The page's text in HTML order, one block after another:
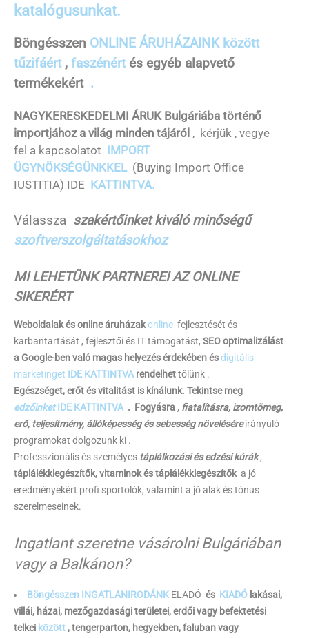
katalógusunkat.
Böngésszen ONLINE ÁRUHÁZAINK között
tűzifáért, faszénértés egyéb alapvető
termékekért .
NAGYKERESKEDELMI ÁRUK Bulgáriába történő
importjához a világ minden tájáról , kérjük , vegye
fel a kapcsolatot IMPORT
ÜGYNÖKSÉGÜNKKEL(Buying Import Office
IUSTITIA) IDE KATTINTVA.
Válassza szakértőinket kiváló minőségű
szoftverszolgáltatásokhoz
MI LEHETÜNK PARTNEREI AZ ONLINE
SIKERÉRT
Weboldalak és online áruházakonline fejlesztését és
karbantartását , fejlesztői és IT támogatást, SEO optimalizálást
a Google-ben való magas helyezés érdekében ésdigitális
marketinget IDE KATTINTVA rendelhettőlünk .
Egészséget, erőt és vitalitást is kínálunk. Tekintse meg
edzőinketIDE KATTINTVA . Fogyásra , fiatalításra, izomtömeg,
erő, teljesítmény, állóképesség és sebesség növeléséreirányuló
programokat dolgozunk ki .
Professzionális és személyes táplálkozási és edzési kúrák,
táplálékkiegészítők, vitaminok és táplálékkiegészítőka jó
eredményekért profi sportolók, valamint a jó alak és tónus
szerelmeseinek.
Ingatlant szeretne vásárolni Bulgáriában
vagy a Balkánon?
Böngésszen INGATLANIRODÁNK ELADÓ és KIADÓ lakásai,
villái, házai, mezőgazdasági területei, erdői vagy befektetési
telkei között , tengerparton, hegyekben, faluban vagy